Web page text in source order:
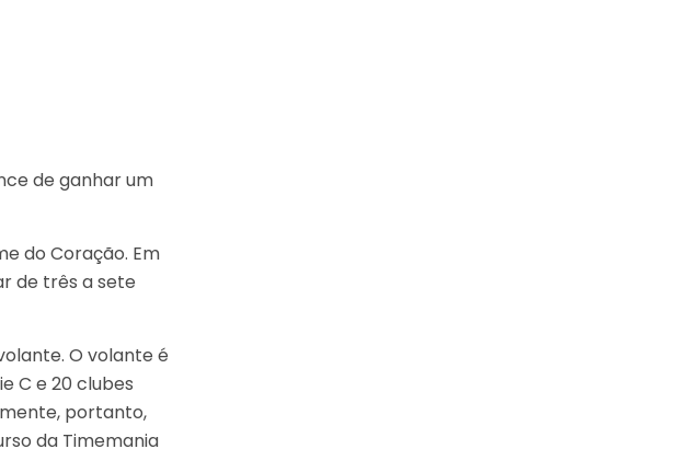
de ganhar um
do Coração. Em
de três a sete
O volante é
C e 20 clubes
portanto,
da Timemania